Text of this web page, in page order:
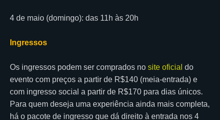
4 de maio (domingo): das 11h às 20h
Ingressos
Os ingressos podem ser comprados no site oficial do
evento com preços a partir de R$140 (meia-entrada) e
com ingresso social a partir de R$170 para dias únicos.
Para quem deseja uma experiência ainda mais completa,
há o pacote de ingresso que dá direito à entrada nos 4